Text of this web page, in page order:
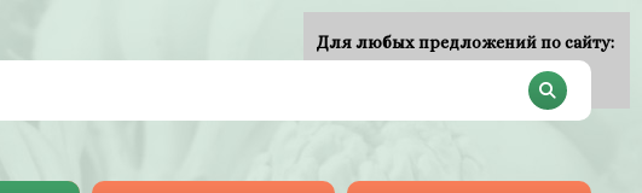
Для любых предложений по сайту: